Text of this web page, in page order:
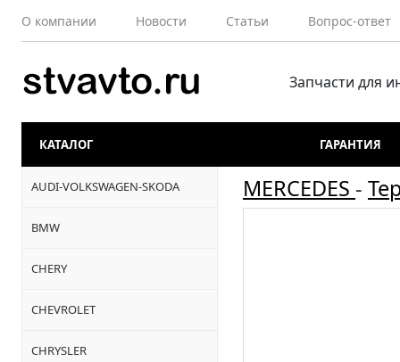
О компании Новости Статьи Вопрос-ответ
Запчасти для
КАТАЛОГ ГАРАНТИЯ
AUDI-VOLKSWAGEN-SKODA
BMW
CHERY
CHEVROLET
CHRYSLER
MERCEDES -